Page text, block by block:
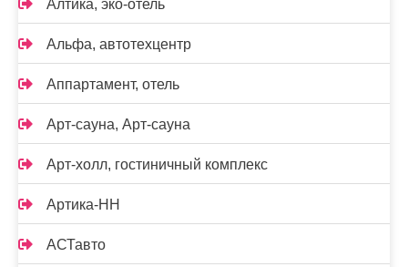
Алтика, эко-отель
Альфа, автотехцентр
Аппартамент, отель
Арт-сауна, Арт-сауна
Арт-холл, гостиничный комплекс
Артика-НН
АСТавто